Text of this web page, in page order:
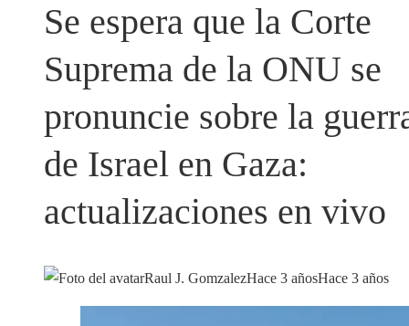
Se espera que la Corte
Suprema de la ONU se
pronuncie sobre la
de Israel en Gaza:
actualizaciones en vivo
Raul J. GomzalezHace 3 añosHace 3 años